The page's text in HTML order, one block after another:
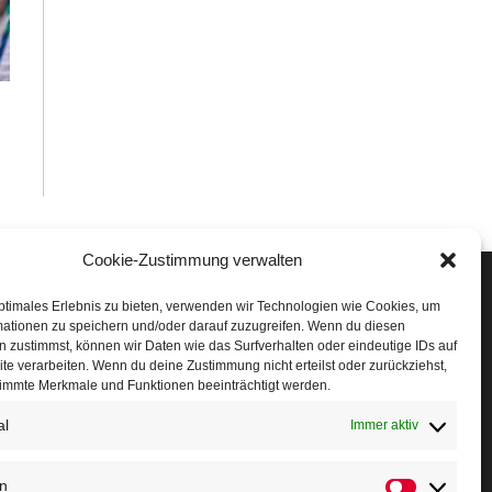
Cookie-Zustimmung verwalten
Erlebnis zu bieten, verwenden wir Technologien wie Cookies, um
zu speichern und/oder darauf zuzugreifen. Wenn du diesen
zustimmst, können wir Daten wie das Surfverhalten oder eindeutige IDs auf
verarbeiten. Wenn du deine Zustimmung nicht erteilst oder zurückziehst,
Merkmale und Funktionen beeinträchtigt werden.
Immer aktiv
Run